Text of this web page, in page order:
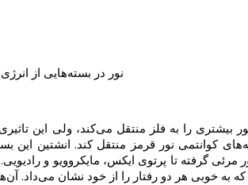
نور در بسته‌هایی از
بیشتری را به فلز منتقل می‌کند، ولی این
کوانتمی نور قرمز منتقل کند. انشتین
گرفته تا پرتوی ایکس، مایکروویو و
به خوبی هر دو رفتار را از خود نشان می‌داد.